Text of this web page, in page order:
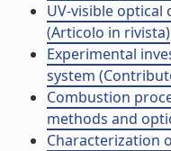
UV-visible
(Articolo in rivista)
Experimental
system
Combustion
methods and
Characterization